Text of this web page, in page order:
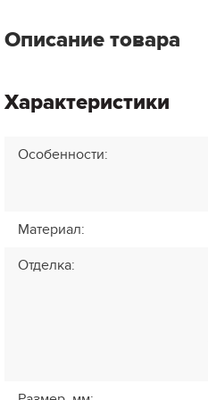
Описание товара
Характеристики
Особенности:
Материал:
Отделка: